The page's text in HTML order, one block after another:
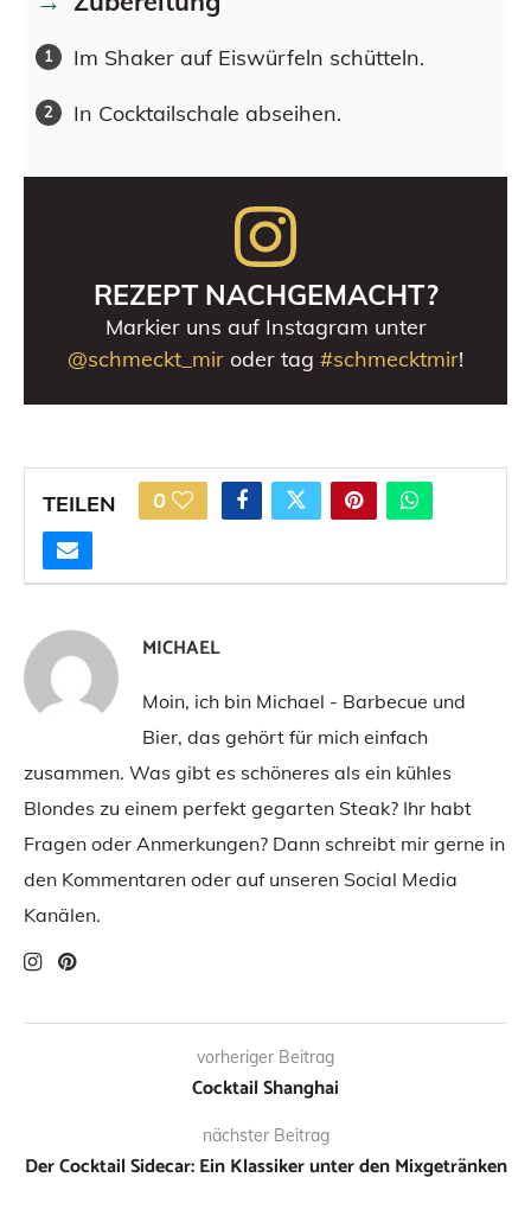
Im Shaker auf Eiswürfeln schütteln.
In Cocktailschale abseihen.
REZEPT NACHGEMACHT?
Markier uns auf Instagram unter
@schmeckt_mir oder tag #schmecktmir!
TEILEN 0
MICHAEL
Moin, ich bin Michael - Barbecue und
Bier, das gehört für mich einfach
zusammen. Was gibt es schöneres als ein kühles
Blondes zu einem perfekt gegarten Steak? Ihr habt
Fragen oder Anmerkungen? Dann schreibt mir gerne in
den Kommentaren oder auf unseren Social Media
Kanälen.
vorheriger Beitrag
Cocktail Shanghai
nächster Beitrag
Der Cocktail Sidecar: Ein Klassiker unter den Mixgetränken